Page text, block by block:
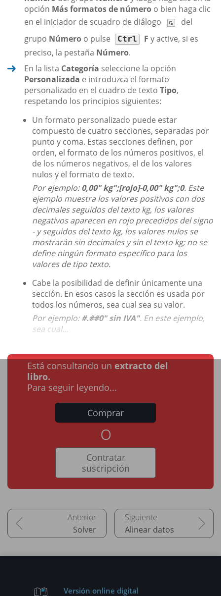
opción Más formatos de número o bien haga clic
en el iniciador de scuadro de diálogo
del
grupo Número o pulse Ctrl F y active, si es
preciso, la pestaña Número.
En la lista Categoría seleccione la opción
Personalizada e introduzca el formato
personalizado en el cuadro de texto Tipo,
respetando los principios siguientes:
Un formato personalizado puede estar
compuesto de cuatro secciones, separadas por
punto y coma. Estas secciones definen, por
orden, el formato de los números positivos, el
de los números negativos, el de los valores
nulos y el formato de texto.
Por ejemplo:0,00" kg";[rojo]-0,00" kg";0. Este
ejemplo muestra los valores positivos con dos
decimales seguidos del texto kg, los valores
negativos aparecen en rojo precedidos del signo
- y seguidos del texto kg, los valores nulos se
mostrarán sin decimales y sin el texto kg; no se
define ningún formato específico para los
valores de tipo texto.
Cabe la posibilidad de definir únicamente una
sección. En esos casos la sección es usada por
todos los números, sea cual sea su valor.
Por ejemplo:#.##0" sin IVA". En este ejemplo,
sea cual...
Está consultando un extracto del
libro.
Para seguir leyendo...
Comprar
o
Contratar
suscripción
Solver Alinear datos
Versión online digital